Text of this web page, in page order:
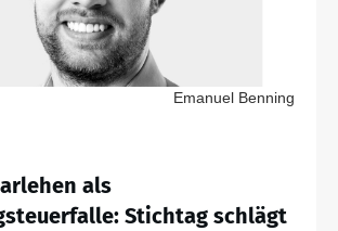
Emanuel Benning
als
Stichtag schlägt